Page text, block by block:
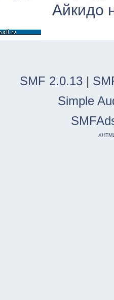
Айкидо
SMF 2.0.13 |
Simple